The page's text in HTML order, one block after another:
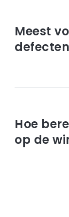
Meest
defecten
Hoe
op de